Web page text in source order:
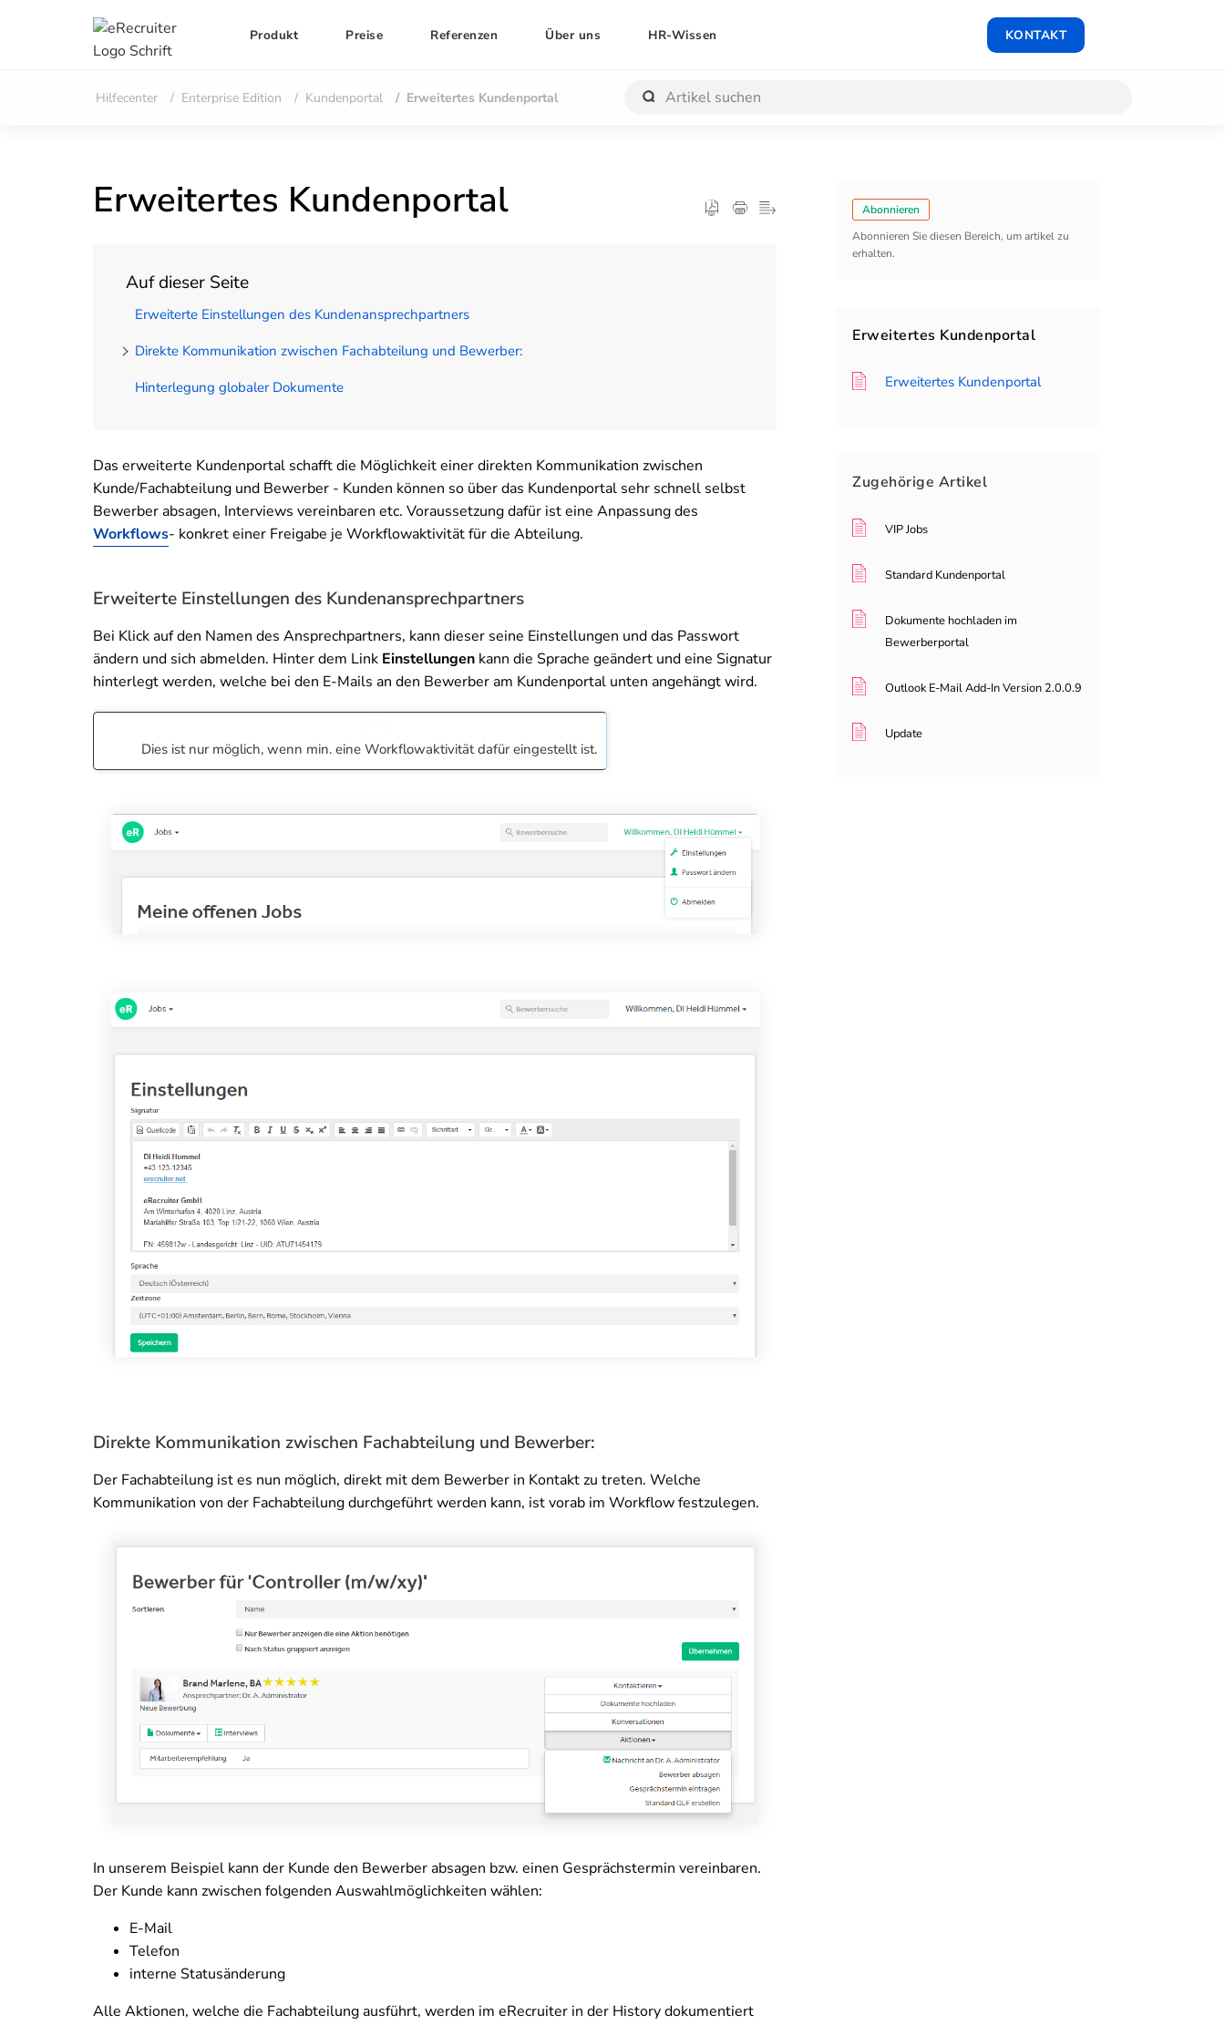
Produkt Preise Referenzen Über uns HR-Wissen KONTAKT
Hilfecenter Enterprise Edition Kundenportal Erweitertes Kundenportal
Erweitertes Kundenportal
Auf dieser Seite
Erweiterte Einstellungen des Kundenansprechpartners
Direkte Kommunikation zwischen Fachabteilung und Bewerber:
Hinterlegung globaler Dokumente
Das erweiterte Kundenportal schafft die Möglichkeit einer direkten Kommunikation zwischen
Kunde/Fachabteilung und Bewerber - Kunden können so über das Kundenportal sehr schnell selbst
Bewerber absagen, Interviews vereinbaren etc. Voraussetzung dafür ist eine Anpassung des
Workflows- konkret einer Freigabe je Workflowaktivität für die Abteilung.
Erweiterte Einstellungen des Kundenansprechpartners
Bei Klick auf den Namen des Ansprechpartners, kann dieser seine Einstellungen und das Passwort
ändern und sich abmelden. Hinter dem Link Einstellungen kann die Sprache geändert und eine Signatur
hinterlegt werden, welche bei den E-Mails an den Bewerber am Kundenportal unten angehängt wird.
Dies ist nur möglich, wenn min. eine Workflowaktivität dafür eingestellt ist.
Direkte Kommunikation zwischen Fachabteilung und Bewerber:
Der Fachabteilung ist es nun möglich, direkt mit dem Bewerber in Kontakt zu treten. Welche
Kommunikation von der Fachabteilung durchgeführt werden kann, ist vorab im Workflow festzulegen.
In unserem Beispiel kann der Kunde den Bewerber absagen bzw. einen Gesprächstermin vereinbaren.
Der Kunde kann zwischen folgenden Auswahlmöglichkeiten wählen:
E-Mail
Telefon
interne Statusänderung
Alle Aktionen, welche die Fachabteilung ausführt, werden im eRecruiter in der History dokumentiert
Abonnieren
Abonnieren Sie diesen Bereich, um artikel zu
erhalten.
Erweitertes Kundenportal
Erweitertes Kundenportal
Zugehörige Artikel
VIP Jobs
Standard Kundenportal
Dokumente hochladen im
Bewerberportal
Outlook E-Mail Add-In Version 2.0.0.9
Update